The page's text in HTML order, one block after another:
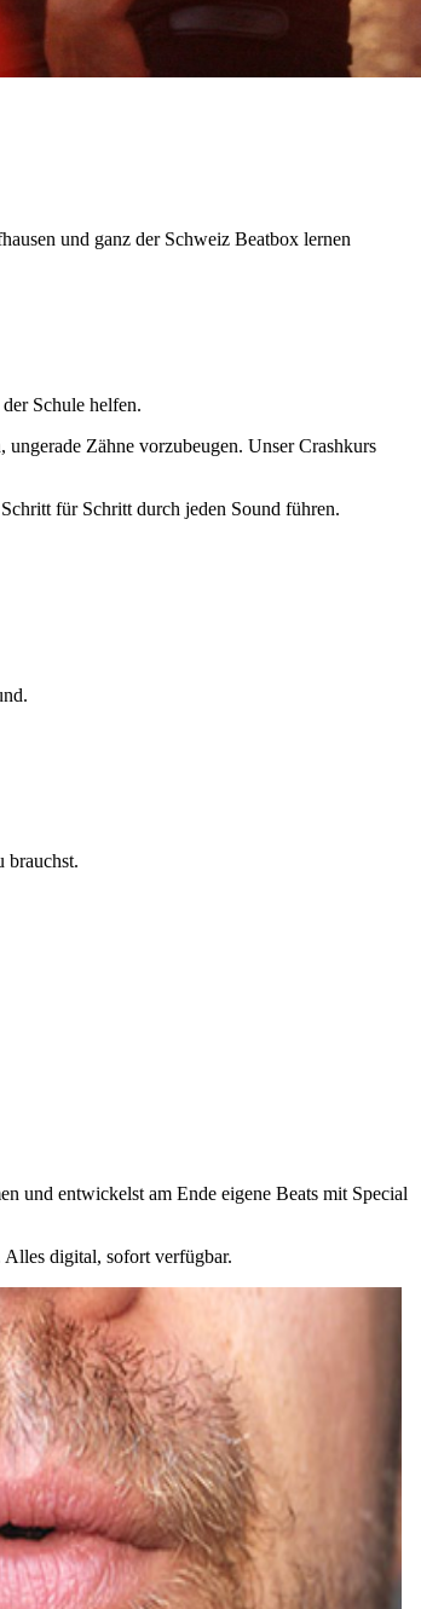
und ganz der Schweiz Beatbox lernen
Schule helfen.
Zähne vorzubeugen. Unser Crashkurs
für Schritt durch jeden Sound führen.
brauchst.
und entwickelst am Ende eigene Beats mit Special
digital, sofort verfügbar.